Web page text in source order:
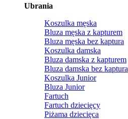
Ubrania
Koszulka męska
Bluza męska z kapturem
Bluza męska bez kaptura
Koszulka damska
Bluza damska z kapturem
Bluza damska bez kaptura
Koszulka Junior
Bluza Junior
Fartuch
Fartuch dziecięcy
Piżama dziecięca